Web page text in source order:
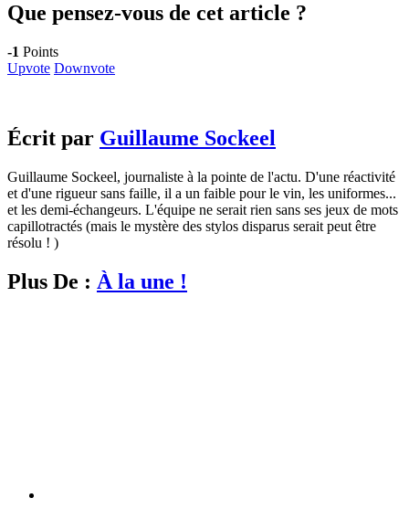
Que pensez-vous de cet article ?
-1 Points
Upvote Downvote
Écrit par Guillaume Sockeel
Guillaume Sockeel, journaliste à la pointe de l'actu. D'une réactivité
et d'une rigueur sans faille, il a un faible pour le vin, les uniformes...
et les demi-échangeurs. L'équipe ne serait rien sans ses jeux de mots
capillotractés (mais le mystère des stylos disparus serait peut être
résolu ! )
Plus De : À la une !